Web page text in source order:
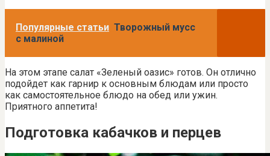
Популярные статьи Творожный мусс
с малиной
На этом этапе салат «Зеленый оазис» готов. Он отлично
подойдет как гарнир к основным блюдам или просто
как самостоятельное блюдо на обед или ужин.
Приятного аппетита!
Подготовка кабачков и перцев